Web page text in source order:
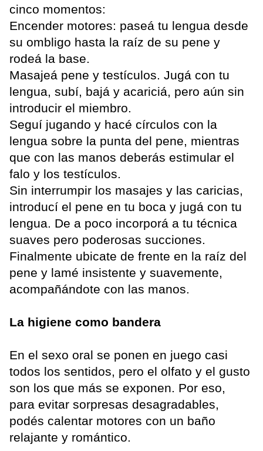
cinco momentos:
Encender motores: paseá tu lengua desde
su ombligo hasta la raíz de su pene y
rodeá la base.
Masajeá pene y testículos. Jugá con tu
lengua, subí, bajá y acariciá, pero aún sin
introducir el miembro.
Seguí jugando y hacé círculos con la
lengua sobre la punta del pene, mientras
que con las manos deberás estimular el
falo y los testículos.
Sin interrumpir los masajes y las caricias,
introducí el pene en tu boca y jugá con tu
lengua. De a poco incorporá a tu técnica
suaves pero poderosas succiones.
Finalmente ubicate de frente en la raíz del
pene y lamé insistente y suavemente,
acompañándote con las manos.
La higiene como bandera
En el sexo oral se ponen en juego casi
todos los sentidos, pero el olfato y el gusto
son los que más se exponen. Por eso,
para evitar sorpresas desagradables,
podés calentar motores con un baño
relajante y romántico.